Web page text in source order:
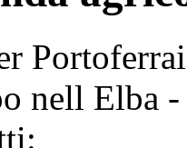
nell Elba